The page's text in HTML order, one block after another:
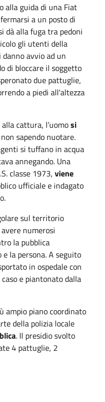
alla guida di una Fiat
a un posto di
dà alla fuga tra pedoni
gli utenti della
avvio ad un
di bloccare il soggetto
due pattuglie,
a piedi all'altezza
cattura, l’uomosi
sapendo nuotare.
si tuffano in acqua
annegando. Una
classe 1973, viene
ufficiale e indagato
sul territorio
numerosi
la pubblica
la persona. A seguito
in ospedale con
e piantonato dalla
ampio piano coordinato
della polizia locale
. Il presidio svolto
4 pattuglie, 2